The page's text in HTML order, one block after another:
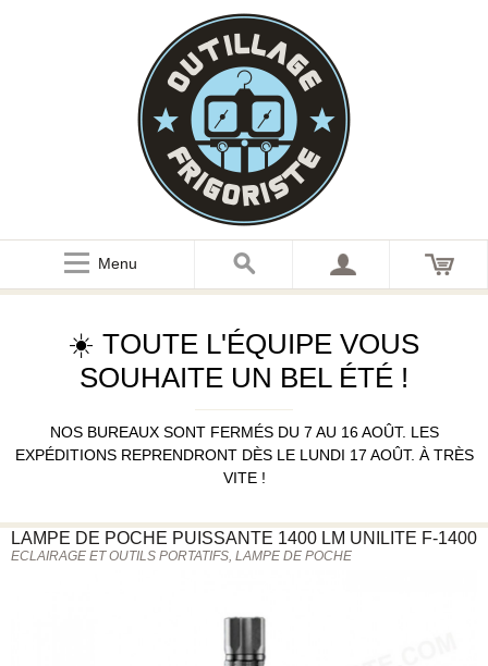
Menu
☀️ TOUTE L'ÉQUIPE VOUS
SOUHAITE UN BEL ÉTÉ !
NOS BUREAUX SONT FERMÉS DU 7 AU 16 AOÛT. LES
EXPÉDITIONS REPRENDRONT DÈS LE LUNDI 17 AOÛT. À TRÈS
VITE !
LAMPE DE POCHE PUISSANTE 1400 LM UNILITE F-1400
ECLAIRAGE ET OUTILS PORTATIFS, LAMPE DE POCHE